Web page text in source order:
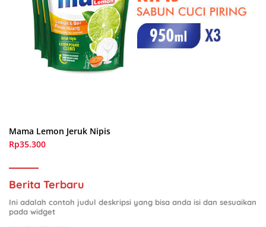
Mama Lemon Jeruk Nipis
Rp35.300
Berita Terbaru
Ini adalah contoh judul deskripsi yang bisa anda isi dan sesuaikan
pada widget